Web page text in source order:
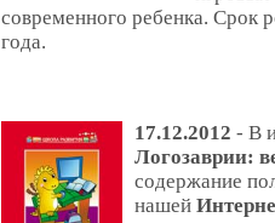
современного ребенка. Срок
года.
17.12.2012 - В
Логозаврии:
содержание
нашей